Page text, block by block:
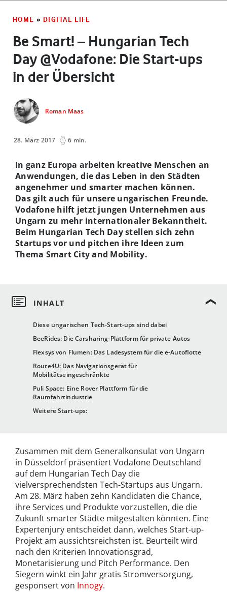
HOME » DIGITAL LIFE
Be Smart! – Hungarian Tech
Day @Vodafone: Die Start-ups
in der Übersicht
Roman Maas
28. März 2017 6 min.
Diese ungarischen Tech-Start-ups sind dabei
BeeRides: Die Carsharing-Plattform für private Autos
Flexsys von Flumen: Das Ladesystem für die e-Autoflotte
Route4U: Das Navigationsgerät für
Mobilitätseingeschränkte
Puli Space: Eine Rover Plattform für die
Raumfahrtindustrie
Weitere Start-ups:
In ganz Europa arbeiten kreative Menschen an
Anwendungen, die das Leben in den Städten
angenehmer und smarter machen können.
Das gilt auch für unsere ungarischen Freunde.
Vodafone hilft jetzt jungen Unternehmen aus
Ungarn zu mehr internationaler Bekanntheit.
Beim Hungarian Tech Day stellen sich zehn
Startups vor und pitchen ihre Ideen zum
Thema Smart City and Mobility.
Zusammen mit dem Generalkonsulat von Ungarn
in Düsseldorf präsentiert Vodafone Deutschland
auf dem Hungarian Tech Day die
vielversprechendsten Tech-Startups aus Ungarn.
Am 28. März haben zehn Kandidaten die Chance,
ihre Services und Produkte vorzustellen, die die
Zukunft smarter Städte mitgestalten könnten. Eine
Expertenjury entscheidet dann, welches Start-up-
Projekt am aussichtsreichsten ist. Beurteilt wird
nach den Kriterien Innovationsgrad,
Monetarisierung und Pitch Performance. Den
Siegern winkt ein Jahr gratis Stromversorgung,
gesponsert von Innogy.